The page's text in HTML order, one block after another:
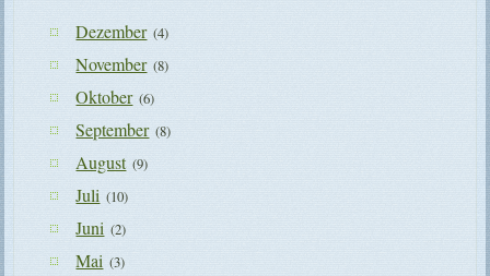
Dezember (4)
November (8)
Oktober (6)
September (8)
August (9)
Juli (10)
Juni (2)
Mai (3)